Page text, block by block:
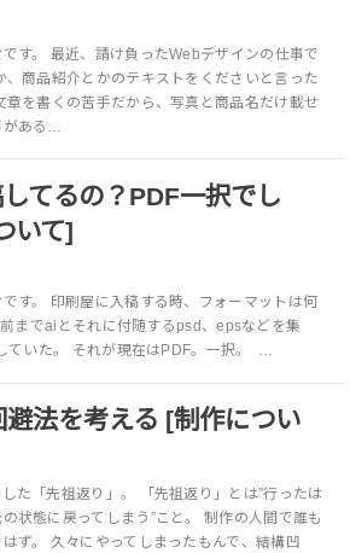
す。 最近、請け負ったWebデザインの仕事で
、商品紹介とかのテキストをくださいと言った
章を書くの苦手だから、写真と商品名だけ載せ
がある…
てるの？PDF一択でし
いて]
す。 印刷屋に入稿する時、フォーマットは何
までaiとそれに付随するpsd、epsなどを集
ていた。 それが現在はPDF。一択。 …
法を考える [制作につい
た「先祖返り」。 「先祖返り」とは”行ったは
状態に戻ってしまう”こと。 制作の人間で誰も
ず。 久々にやってしまったもんで、結構凹